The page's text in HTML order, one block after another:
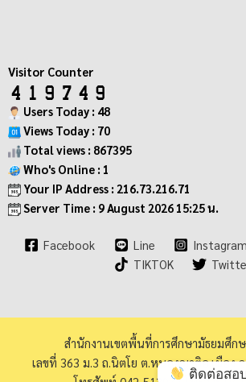
Visitor Counter
Users Today : 48
Views Today : 70
Total views : 867395
Who's Online : 1
Your IP Address : 216.73.216.71
Server Time : 9 August 2026 15:25 น.
Facebook Line Instagram
TIKTOK
สำนักงานเขตพื้นที่การศึกษามัธยมศึก
เลขที่ 363 ม.3 ถ.นิตโย ต.หนองญาติอ.เมือง
ติดต่อสอ